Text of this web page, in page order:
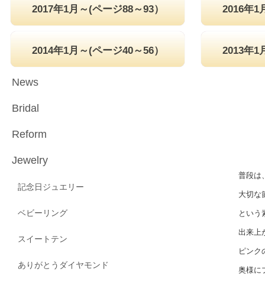
2017年1月～(ページ88～93） 2016年1
2014年1月～(ページ40～56） 2013年1
News
Bridal
Reform
Jewelry
記念日ジュエリー
ベビーリング
スイートテン
ありがとうダイヤモンド
普段は
大切な
という
出来上
ピンク
奥様に